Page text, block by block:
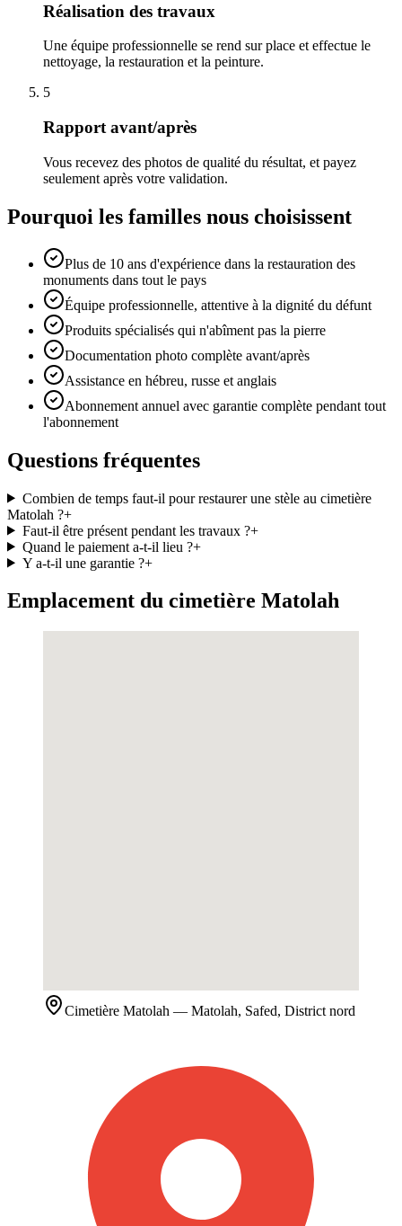
Réalisation des travaux
Une équipe professionnelle se rend sur place et effectue le
nettoyage, la restauration et la peinture.
5
Rapport avant/après
Vous recevez des photos de qualité du résultat, et payez
seulement après votre validation.
Pourquoi les familles nous choisissent
Plus de 10 ans d'expérience dans la restauration des
monuments dans tout le pays
Équipe professionnelle, attentive à la dignité du défunt
Produits spécialisés qui n'abîment pas la pierre
Documentation photo complète avant/après
Assistance en hébreu, russe et anglais
Abonnement annuel avec garantie complète pendant tout
l'abonnement
Questions fréquentes
Combien de temps faut-il pour restaurer une stèle au cimetière
Matolah ?+
Faut-il être présent pendant les travaux ?+
Quand le paiement a-t-il lieu ?+
Y a-t-il une garantie ?+
Emplacement du cimetière Matolah
Cimetière Matolah — Matolah, Safed, District nord